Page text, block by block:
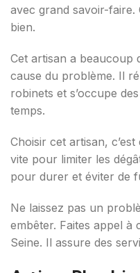
avec grand savoir-faire.
bien.
Cet artisan a beaucoup
cause du problème. Il
robinets et s’occupe
temps.
Choisir cet artisan,
vite pour limiter les
pour durer et éviter de
Ne laissez pas un
embêter. Faites appel à
Seine. Il assure des